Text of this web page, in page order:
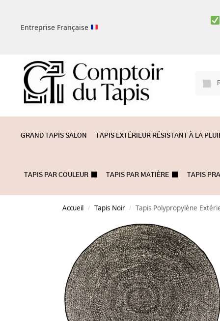
Entreprise Française
GRAND TAPIS SALON TAPIS EXTÉRIEUR RÉSISTANT À LA
TAPIS PAR COULEUR TAPIS PAR MATIÈRE TAPIS
Accueil / Tapis Noir / Tapis Polypropylène